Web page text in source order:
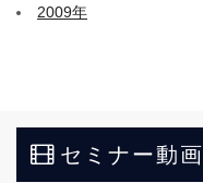
2009年
セミナー動画